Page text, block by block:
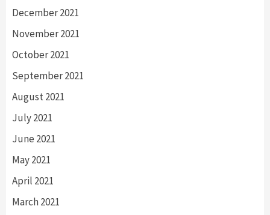
December 2021
November 2021
October 2021
September 2021
August 2021
July 2021
June 2021
May 2021
April 2021
March 2021